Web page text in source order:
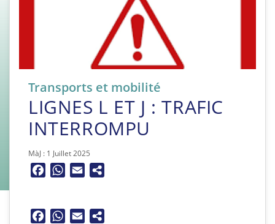
Transports et mobilité
LIGNES L ET J : TRAFIC
INTERROMPU
MàJ : 1 Juillet 2025
FacebookWhatsApp
Email
FacebookWhatsApp
Email